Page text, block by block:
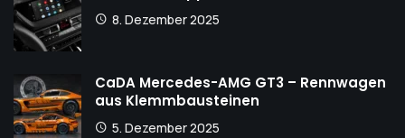
8. Dezember 2025
CaDA Mercedes-AMG GT3 – Rennwagen
aus Klemmbausteinen
5. Dezember 2025